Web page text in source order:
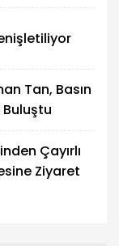
Tan, Basın
Buluştu
Çayırlı
Ziyaret